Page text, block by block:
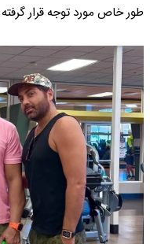
طور خاص مورد توجه قرار